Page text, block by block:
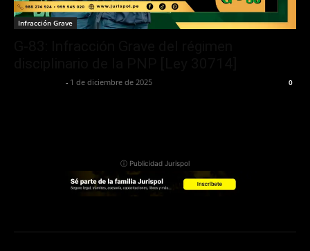
Infracción Grave
- 1 de diciembre de 2025 0
ⓘ Publicidad Jurispol